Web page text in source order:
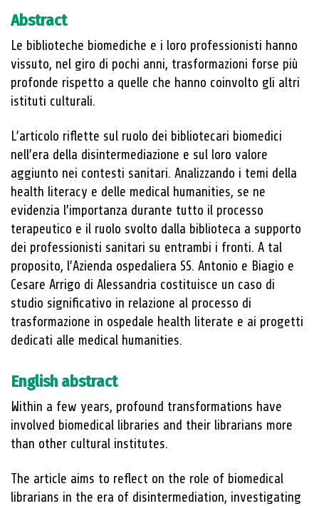
Abstract
Le biblioteche biomediche e i loro professionisti hanno
vissuto, nel giro di pochi anni, trasformazioni forse più
profonde rispetto a quelle che hanno coinvolto gli altri
istituti culturali.
L’articolo riflette sul ruolo dei bibliotecari biomedici
nell’era della disintermediazione e sul loro valore
aggiunto nei contesti sanitari. Analizzando i temi della
health literacy e delle medical humanities, se ne
evidenzia l’importanza durante tutto il processo
terapeutico e il ruolo svolto dalla biblioteca a supporto
dei professionisti sanitari su entrambi i fronti. A tal
proposito, l’Azienda ospedaliera SS. Antonio e Biagio e
Cesare Arrigo di Alessandria costituisce un caso di
studio significativo in relazione al processo di
trasformazione in ospedale health literate e ai progetti
dedicati alle medical humanities.
English abstract
Within a few years, profound transformations have
involved biomedical libraries and their librarians more
than other cultural institutes.
The article aims to reflect on the role of biomedical
librarians in the era of disintermediation, investigating